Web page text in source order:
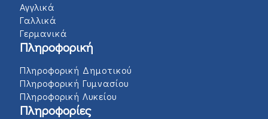
Αγγλικά
Γαλλικά
Γερμανικά
Πληροφορική
Πληροφορική Δημοτικού
Πληροφορική Γυμνασίου
Πληροφορική Λυκείου
Πληροφορίες